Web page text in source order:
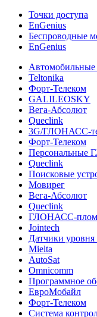
Точки доступа
EnGenius
Беспроводные
EnGenius
Teltonika
Форт-Телеком
GALILEOSKY
Вега-Абсолют
Queclink
3G/ГЛОНАСС-
Форт-Телеком
Персональные
Queclink
Поисковые
Мовирег
Вега-Абсолют
Queclink
ГЛОНАСС-
Jointech
Датчики уровня
Mielta
AutoSat
Omnicomm
Программное
ЕвроМобайл
Форт-Телеком
Система